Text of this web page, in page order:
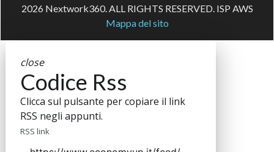
2026 Nextwork360. ALL RIGHTS RESERVED. ISP AWS
Mappa del sito
close
Codice Rss
Clicca sul pulsante per copiare il link
RSS negli appunti.
RSS link